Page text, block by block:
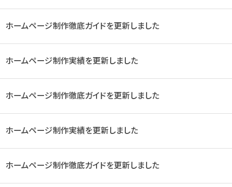
ホームページ制作徹底ガイドを更新しました
ホームページ制作実績を更新しました
ホームページ制作徹底ガイドを更新しました
ホームページ制作実績を更新しました
ホームページ制作徹底ガイドを更新しました